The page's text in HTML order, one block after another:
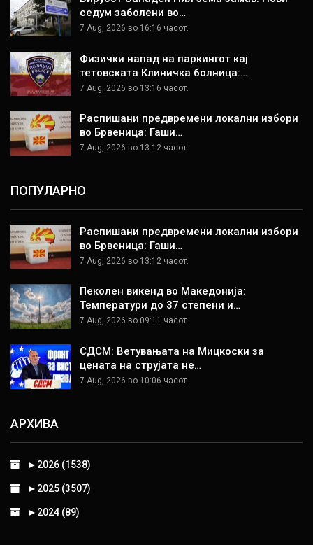
седум заболени во…
7 Aug, 2026 во 16:16 часот.
Физички напад на паркингот кај
тетовската Клиничка болница:…
7 Aug, 2026 во 13:16 часот.
Распишани предвремени локални избори
во Брвеница: Гаши…
7 Aug, 2026 во 13:12 часот.
ПОПУЛАРНО
Распишани предвремени локални избори
во Брвеница: Гаши…
7 Aug, 2026 во 13:12 часот.
Пеколен викенд во Македонија:
Температури до 37 степени и…
7 Aug, 2026 во 09:11 часот.
СДСМ: Ветувањата на Мицкоски за
цената на струјата не…
7 Aug, 2026 во 10:06 часот.
АРХИВА
► 2026 (1538)
► 2025 (3507)
► 2024 (89)